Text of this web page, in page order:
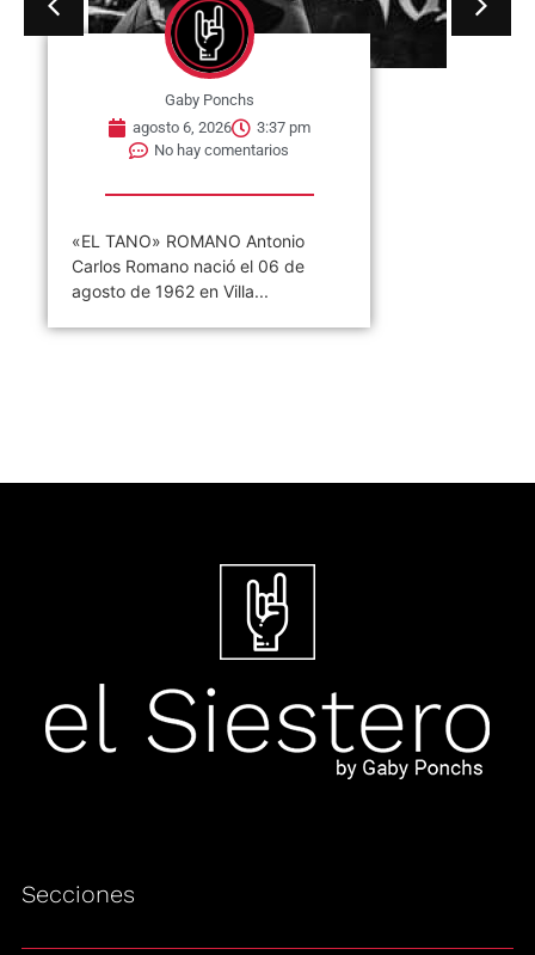
Gaby Ponchs
agosto 6, 2026
3:37 pm
No hay comentarios
«EL TANO» ROMANO Antonio
Carlos Romano nació el 06 de
agosto de 1962 en Villa...
Secciones